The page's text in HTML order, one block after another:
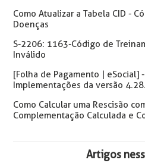
Como Atualizar a Tabela CID -
Doenças
S-2206: 1163-Código de
Inválido
[Folha de Pagamento | eSocial]
Implementações da versão
Como Calcular uma Rescisão
Complementação Calculada e
Artigos